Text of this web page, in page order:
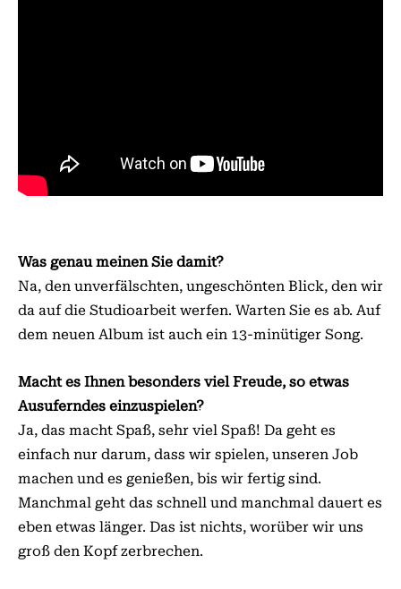
Was genau meinen Sie damit?
Na, den unverfälschten, ungeschönten Blick, den wir
da auf die Studioarbeit werfen. Warten Sie es ab. Auf
dem neuen Album ist auch ein 13-minütiger Song.
Macht es Ihnen besonders viel Freude, so etwas
Ausuferndes einzuspielen?
Ja, das macht Spaß, sehr viel Spaß! Da geht es
einfach nur darum, dass wir spielen, unseren Job
machen und es genießen, bis wir fertig sind.
Manchmal geht das schnell und manchmal dauert es
eben etwas länger. Das ist nichts, worüber wir uns
groß den Kopf zerbrechen.